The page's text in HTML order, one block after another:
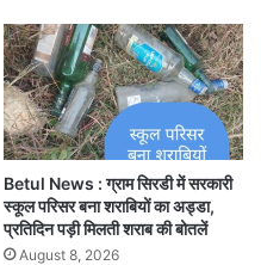
Betul News : ग्राम सिरडी में सरकारी
स्कूल परिसर बना शराबियों का अड्डा,
प्रतिदिन पड़ी मिलती शराब की बोतलें
August 8, 2026